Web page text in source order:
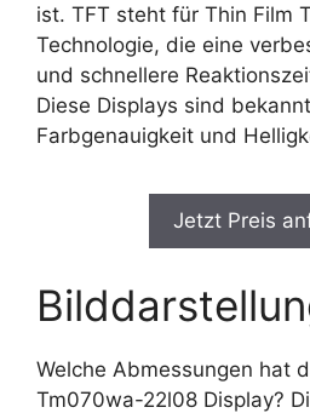
ist. TFT steht für Thin Film
Technologie, die eine
und schnellere
Diese Displays sind
Farbgenauigkeit und
Jetzt Preis
Welche Abmessungen hat
Tm070wa-22l08 Display?